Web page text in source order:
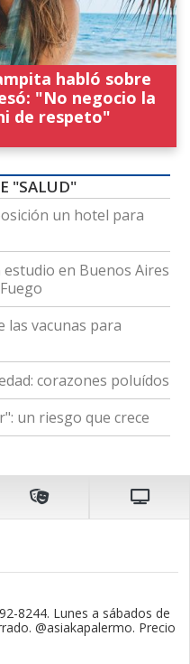
habló sobre
"No negocio la
de respeto"
"SALUD"
un hotel para
en Buenos Aires
las vacunas para
corazones poluídos
un riesgo que crece
8244. Lunes a sábados de
@asiakapalermo. Precio